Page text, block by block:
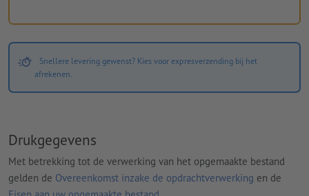
Snellere levering gewenst? Kies voor expresverzending bij het
afrekenen.
Drukgegevens
Met betrekking tot de verwerking van het opgemaakte bestand
gelden de Overeenkomst inzake de opdrachtverwerking en de